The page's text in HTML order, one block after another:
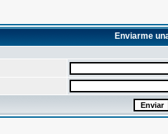
Enviarme